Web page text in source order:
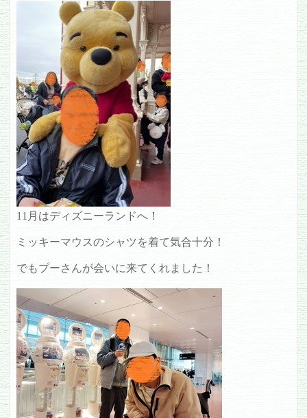
11月はディズニーランドへ！
ミッキーマウスのシャツを着て気合十分！
でもプーさんが会いに来てくれました！